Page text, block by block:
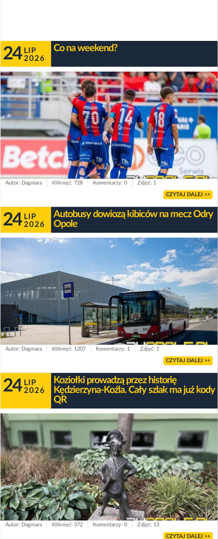
24 LIP
2026
Co na weekend?
Autor: Dagmara Kliknięć: 728 Komentarzy: 0 Zdjęć: 1
CZYTAJ DALEJ >>
24 LIP
2026
Autobusy dowiozą kibiców na mecz Odry
Opole
Autor: Dagmara Kliknięć: 1207 Komentarzy: 1 Zdjęć: 1
CZYTAJ DALEJ >>
24 LIP
2026
Koziołki prowadzą przez historię
Kędzierzyna-Koźla. Cały szlak ma już kody
QR
Autor: Dagmara Kliknięć: 372 Komentarzy: 0 Zdjęć: 13
CZYTAJ DALEJ >>